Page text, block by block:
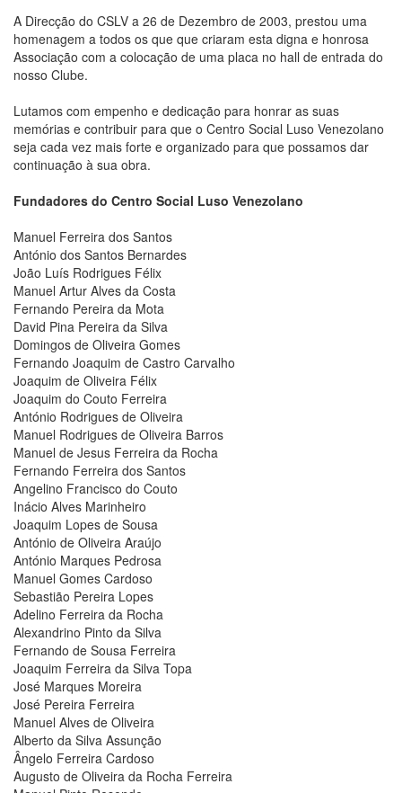
A Direcção do CSLV a 26 de Dezembro de 2003, prestou uma
homenagem a todos os que que criaram esta digna e honrosa
Associação com a colocação de uma placa no hall de entrada do
nosso Clube.
Lutamos com empenho e dedicação para honrar as suas
memórias e contribuir para que o Centro Social Luso Venezolano
seja cada vez mais forte e organizado para que possamos dar
continuação à sua obra.
Fundadores do Centro Social Luso Venezolano
Manuel Ferreira dos Santos
António dos Santos Bernardes
João Luís Rodrigues Félix
Manuel Artur Alves da Costa
Fernando Pereira da Mota
David Pina Pereira da Silva
Domingos de Oliveira Gomes
Fernando Joaquim de Castro Carvalho
Joaquim de Oliveira Félix
Joaquim do Couto Ferreira
António Rodrigues de Oliveira
Manuel Rodrigues de Oliveira Barros
Manuel de Jesus Ferreira da Rocha
Fernando Ferreira dos Santos
Angelino Francisco do Couto
Inácio Alves Marinheiro
Joaquim Lopes de Sousa
António de Oliveira Araújo
António Marques Pedrosa
Manuel Gomes Cardoso
Sebastião Pereira Lopes
Adelino Ferreira da Rocha
Alexandrino Pinto da Silva
Fernando de Sousa Ferreira
Joaquim Ferreira da Silva Topa
José Marques Moreira
José Pereira Ferreira
Manuel Alves de Oliveira
Alberto da Silva Assunção
Ângelo Ferreira Cardoso
Augusto de Oliveira da Rocha Ferreira